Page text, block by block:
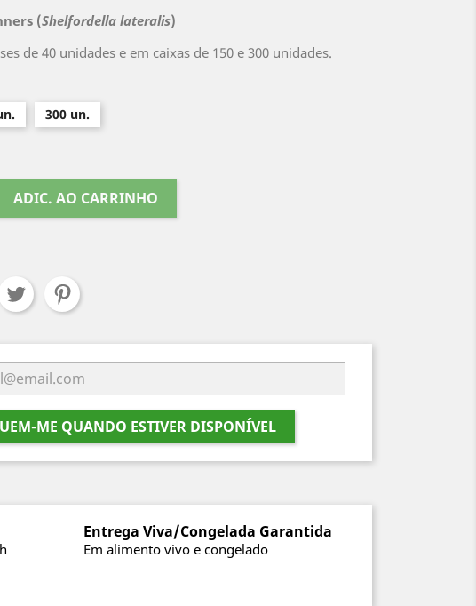
(Shelfordella lateralis)
de 40 unidades e em caixas de 150 e 300 unidades.
300 un.
ADIC. AO CARRINHO
ME QUANDO ESTIVER DISPONÍVEL
Entrega Viva/Congelada Garantida
Em alimento vivo e congelado